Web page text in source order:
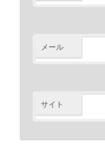
メール
サイト